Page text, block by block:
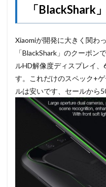
「BlackShark
Xiaomiが開発に大きく関わ
「BlackShark」のクーポン
ルHD解像度ディスプレイ
す。これだけのスペック+
ルは安いです、セールから